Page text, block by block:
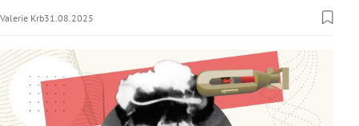
Valerie Krb31.08.2025